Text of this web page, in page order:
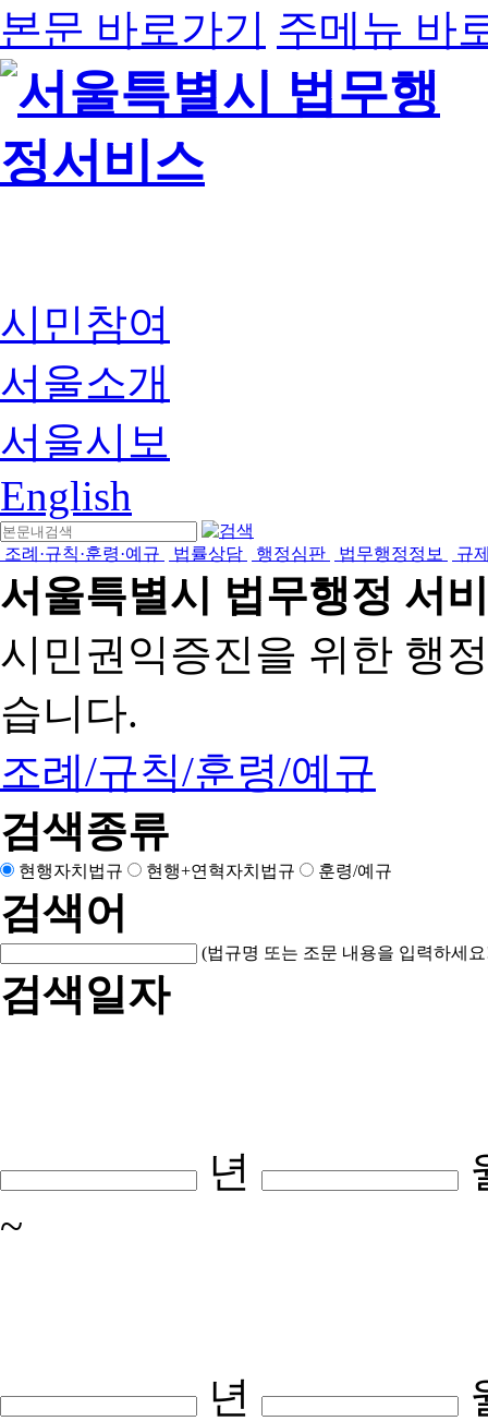
본문 바로가기 주메뉴 바
시민참여
서울소개
서울시보
English
조례·규칙·훈령·예규 법률상담 행정심판 법무행정정보 규
서울특별시 법무행정 서
시민권익증진을 위한 행
습니다.
조례/규칙/훈령/예규
검색종류
현행자치법규 현행+연혁자치법규 훈령/예규
검색어
(법규명 또는 조문 내용을 입력하세
검색일자
년
~
년